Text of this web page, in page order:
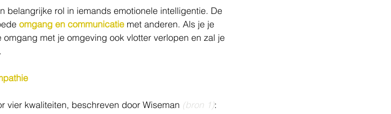
belangrijke rol in iemands emotionele intelligentie. De
omgang en communicatie met anderen. Als je je
met je omgeving ook vlotter verlopen en zal je
vier kwaliteiten, beschreven door Wiseman (bron 1):